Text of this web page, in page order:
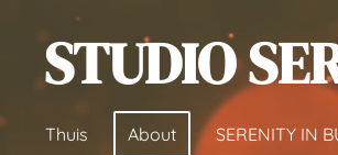
directSTUDIO
Thuis About SERENITY IN